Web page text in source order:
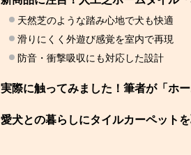
天然芝のような踏み心地で犬も快適
滑りにくく外遊び感覚を室内で再現
防音・衝撃吸収にも対応した設計
実際に触ってみました！筆者が「ホ
愛犬との暮らしにタイルカーペットを